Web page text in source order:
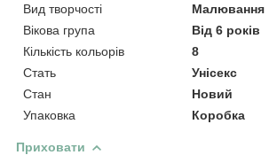
Вид творчості
Малювання
Вікова група
Від 6 років
Кількість кольорів
8
Стать
Унісекс
Стан
Новий
Упаковка
Коробка
Приховати